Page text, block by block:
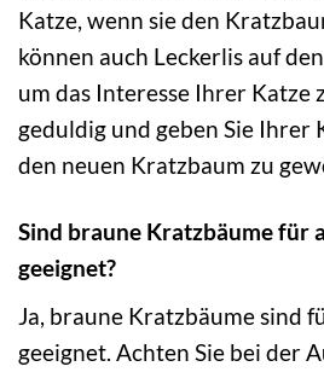
Katze, wenn sie den
können auch Leckerlis auf
um das Interesse Ihrer Katze
geduldig und geben Sie Ihrer
den neuen Kratzbaum zu
Sind braune Kratzbäume für
geeignet?
Ja, braune Kratzbäume sind
geeignet. Achten Sie bei der